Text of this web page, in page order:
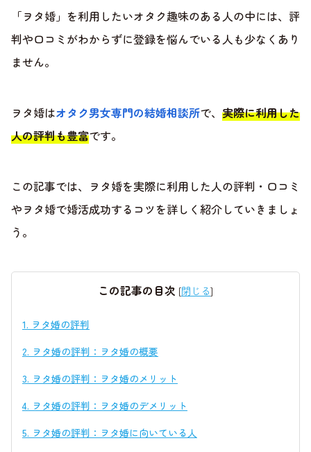
「ヲタ婚」を利用したいオタク趣味のある人の中には、評
判や口コミがわからずに登録を悩んでいる人も少なくあり
ません。
ヲタ婚はオタク男女専門の結婚相談所で、 実際に利用した
人の評判も豊富です。
この記事では、ヲタ婚を実際に利用した人の評判・口コミ
やヲタ婚で婚活成功するコツを詳しく紹介していきましょ
う。
この記事の目次 [閉じる]
1. ヲタ婚の評判
2. ヲタ婚の評判：ヲタ婚の概要
3. ヲタ婚の評判：ヲタ婚のメリット
4. ヲタ婚の評判：ヲタ婚のデメリット
5. ヲタ婚の評判：ヲタ婚に向いている人